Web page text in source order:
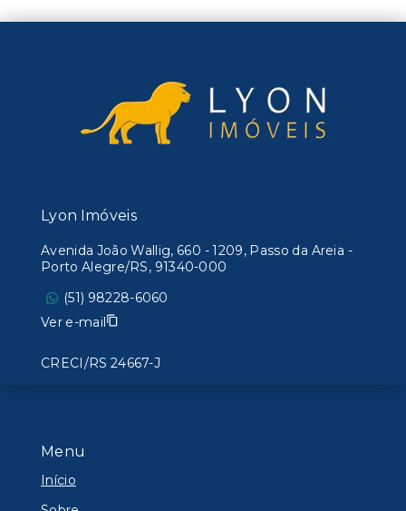
Menu
Início
Lyon Imóveis
Avenida João Wallig, 660 - 1209, Passo da Areia -
Porto Alegre/RS, 91340-000
(51) 98228-6060
Ver e-mail
CRECI/RS 24667-J